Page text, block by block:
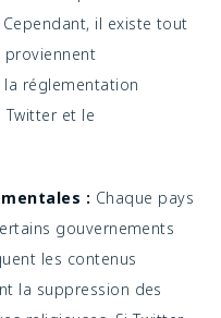
il existe tout
proviennent
réglementation
et le
: Chaque pays
gouvernements
les contenus
la suppression des